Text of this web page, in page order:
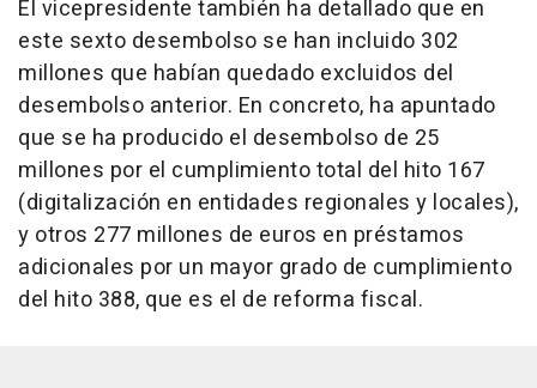
El vicepresidente también ha detallado que en
este sexto desembolso se han incluido 302
millones que habían quedado excluidos del
desembolso anterior. En concreto, ha apuntado
que se ha producido el desembolso de 25
millones por el cumplimiento total del hito 167
(digitalización en entidades regionales y locales),
y otros 277 millones de euros en préstamos
adicionales por un mayor grado de cumplimiento
del hito 388, que es el de reforma fiscal.